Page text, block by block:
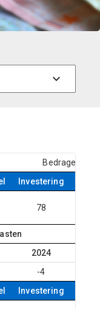
Bedragen x €
Investering
78
2024
-4
Investering